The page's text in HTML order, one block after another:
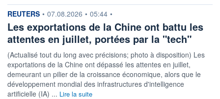
information fournie par
REUTERS • 07.08.2026 • 05:44 •
Les exportations de la Chine ont battu les
attentes en juillet, portées par la "tech"
(Actualisé tout du long avec précisions; photo à disposition) Les
exportations de la Chine ont dépassé les attentes en juillet,
demeurant un pilier de la croissance économique, alors que le
développement mondial des infrastructures d'intelligence
artificielle (IA) ... Lire la suite